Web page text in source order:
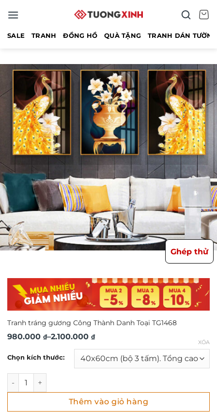
qua
SALE TRANH ĐỒNG HỒ QUÀ TẶNG TRANH DÁN
Ghép thử
Tranh tráng gương Công Thành Danh Toại TG1468
980.000 ₫–2.100.000 ₫
Khoảng
980.000 ₫
đến
2.100.000 ₫
Chọn kích thước:
XÓA
Tranh tráng gương Công Thành Danh Toại TG1468 số
Thêm vào giỏ hàng